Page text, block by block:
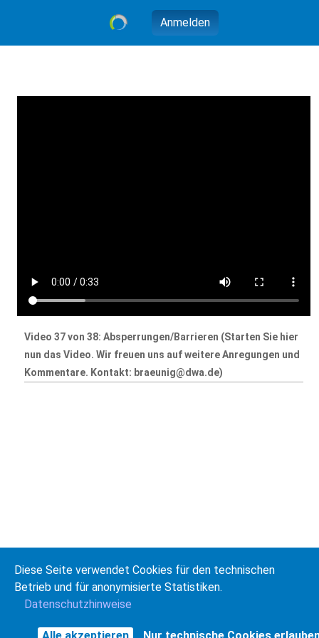
Diese Seite verwendet Cookies für den technischen
Betrieb und für anonymisierte Statistiken.
Datenschutzhinweise
Anmelden
Video 37 von 38: Absperrungen/Barrieren (Starten Sie hier
nun das Video. Wir freuen uns auf weitere Anregungen und
Kommentare. Kontakt: braeunig@dwa.de)
© Deutsche Vereinigung für Wasserwirtschaft, Abwasser
und Abfall e. V. (DWA) Impressum